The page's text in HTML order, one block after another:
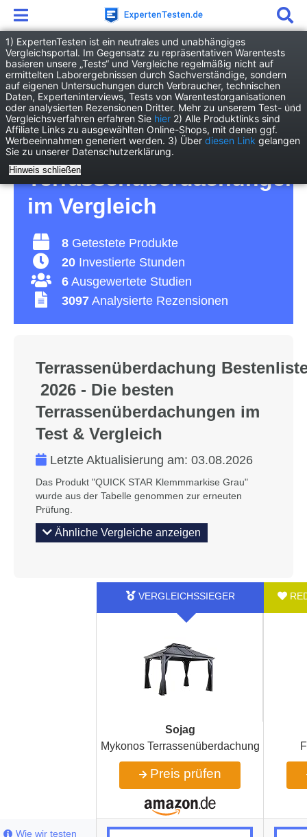
Garten
Gartenfreizeit
Terrassenüberdachung
Terrassenüberdachung
Test 2026 • Die 8 besten
Terrassenüberdachungen
im Vergleich
8 Getestete Produkte
20 Investierte Stunden
6 Ausgewertete Studien
3097 Analysierte Rezensionen
Terrassenüberdachung
2026 - Die besten
Terrassenüberdachungen im
Test & Vergleich
Letzte Aktualisierung am: 03.08.2026
Das Produkt "QUICK STAR Klemmmarkise Grau"
wurde aus der Tabelle genommen zur erneuten
Prüfung.
Ähnliche Vergleiche anzeigen
Sojag
Mykonos Terrassenüberdachung
Preis prüfen
Wie wir testen
1) ExpertenTesten ist ein neutrales und unabhängiges
Vergleichsportal. Im Gegensatz zu repräsentativen Warentests
basieren unsere „Tests“ und Vergleiche regelmäßig nicht auf
ermittelten Laborergebnissen durch Sachverständige, sondern
auf eigenen Untersuchungen durch Verbraucher, technischen
Daten, Experteninterviews, Tests von Warentestorganisationen
oder analysierten Rezensionen Dritter. Mehr zu unserem Test- und
Vergleichsverfahren erfahren Sie hier 2) Alle Produktlinks sind
Affiliate Links zu ausgewählten Online-Shops, mit denen ggf.
Werbeeinnahmen generiert werden. 3) Über diesen Link gelangen
Sie zu unserer Datenschutzerklärung.
Hinweis schließen